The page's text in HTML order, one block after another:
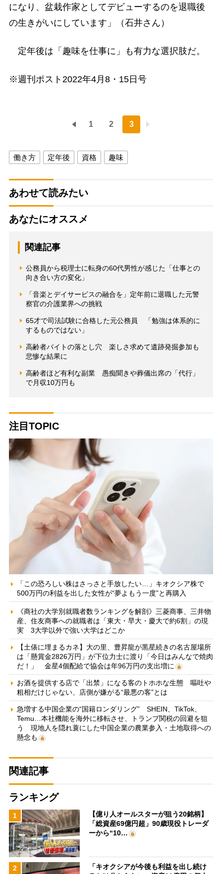
になり、盆栽作家としてデビューするのを退職後
の生きがいにしています」（石井さん）
定年後は「趣味を仕事に」も有力な選択肢だ。
※週刊ポスト2022年4月8・15日号
1 2 3
働き方 定年後 資格 趣味
あわせて読みたい
あなたにオススメ
関連記事
公務員から税理士に転身の60代男性が感じた「仕事との
向き合い方の変化」
「音楽とデイサービスの融合を」定年前に退職した元警
察官の介護業界への挑戦
65才で司法試験に合格した元公務員 「勉強は体系的に
するものではない」
高齢者バイトの落とし穴 楽しさ求めて遺跡発掘参加も
悲惨な結果に
高齢者ほど有利な副業 愚痴聞きや葬儀出席の「代行」
で月収10万円も
注目TOPIC
「この恐ろしい株はさっさと手放したい…」キオクシア株で
500万円の利益を出した女性が“夢よもう一度”と再購入
《商社の大学別就職者数ランキングを解剖》三菱商事、三井物
産、住友商事への就職者は「東大・早大・慶大で約6割」の現
実 3大学以外で強い大学はどこか
【土俵に埋まるカネ】大の里、豊昇龍が黒星続きの名古屋場所
は「懸賞金2826万円」が下位力士に渡り「今日はみんなで焼肉
だ！」 金星4個配給で協会は年96万円の支出増に
お酒を提供する店で「出禁」になる客のトホホな生態 嘔吐や
粗相だけじゃない、店側が嫌がる“最悪の客”とは
急増する中国企業の“国籍ロンダリング” SHEIN、TikTok、
Temu…本社機能を海外に移転させ、トランプ関税の回避を狙
う 現地人を隠れ蓑にした中国企業の農業参入・土地取得への
懸念も
関連記事
ランキング
1
【億り人オールスターが狙う20銘柄】
「総資産69億円超」90歳現役トレーダ
ーから“10…
2
「キオクシアが今後も利益を出し続け